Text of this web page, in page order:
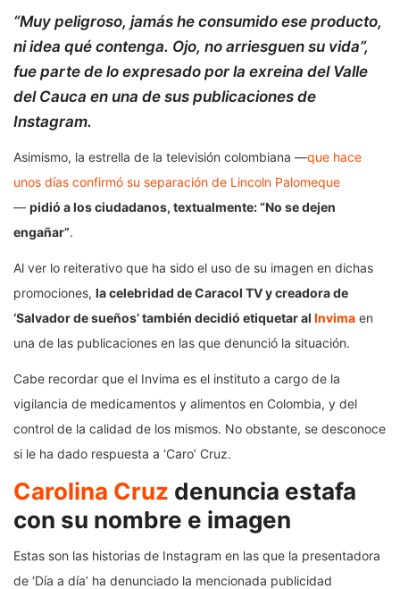
“Muy peligroso, jamás he consumido ese producto,
ni idea qué contenga. Ojo, no arriesguen su vida”,
fue parte de lo expresado por la exreina del Valle
del Cauca en una de sus publicaciones de
Instagram.
Asimismo, la estrella de la televisión colombiana —que hace
unos días confirmó su separación de Lincoln Palomeque
— pidió a los ciudadanos, textualmente: “No se dejen
engañar”.
Al ver lo reiterativo que ha sido el uso de su imagen en dichas
promociones, la celebridad de Caracol TV y creadora de
‘Salvador de sueños’ también decidió etiquetar al Invima en
una de las publicaciones en las que denunció la situación.
Cabe recordar que el Invima es el instituto a cargo de la
vigilancia de medicamentos y alimentos en Colombia, y del
control de la calidad de los mismos. No obstante, se desconoce
si le ha dado respuesta a ‘Caro’ Cruz.
Carolina Cruz denuncia estafa
con su nombre e imagen
Estas son las historias de Instagram en las que la presentadora
de ‘Día a día’ ha denunciado la mencionada publicidad